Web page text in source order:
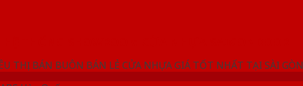
THỊ BÁN BUÔN BÁN LẺ CỬA NHỰA GIÁ TỐT NHẤT TẠI SÀI GÒN